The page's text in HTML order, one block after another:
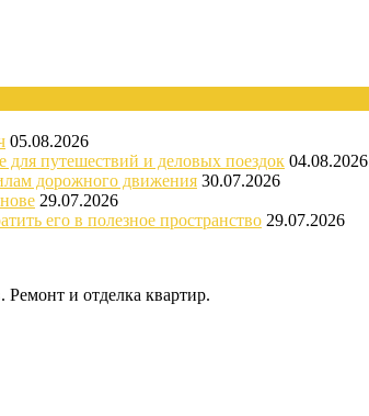
05.08.2026
для путешествий и деловых поездок 04.08.2026
дорожного движения 30.07.2026
29.07.2026
его в полезное пространство 29.07.2026
и отделка квартир.